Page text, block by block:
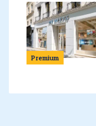
Premium